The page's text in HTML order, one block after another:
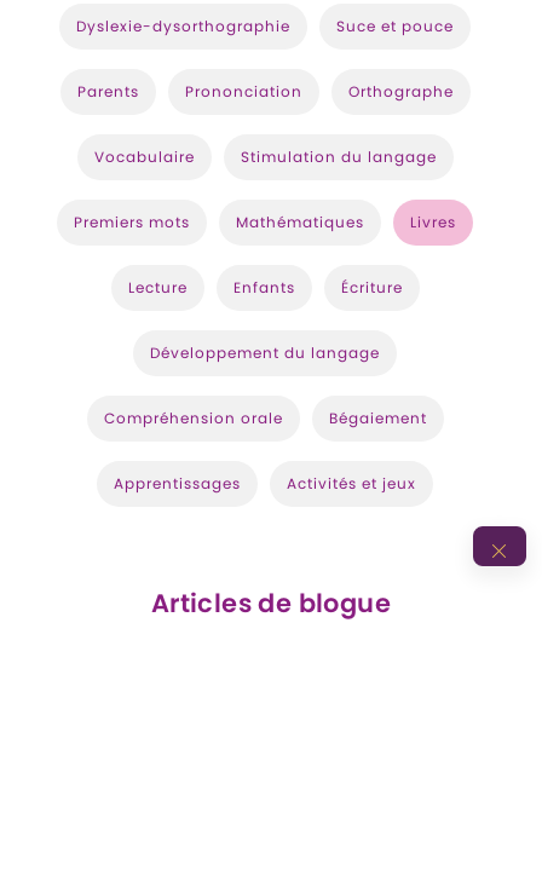
Dyslexie-dysorthographie Suce et pouce
Parents Prononciation Orthographe
Vocabulaire Stimulation du langage
Premiers mots Mathématiques Livres
Lecture Enfants Écriture
Développement du langage
Compréhension orale Bégaiement
Apprentissages Activités et jeux
Articles de blogue